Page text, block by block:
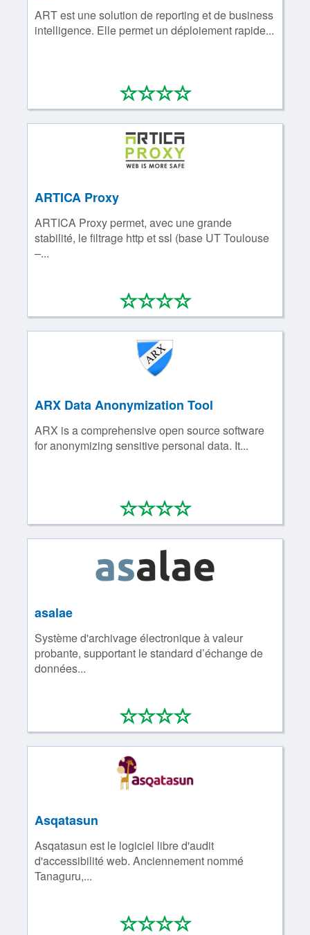
ART est une solution de reporting et de business
intelligence. Elle permet un déploiement rapide...
****
0/4
ARTICA Proxy
ARTICA Proxy permet, avec une grande
stabilité, le filtrage http et ssl (base UT Toulouse
–...
****
0/4
ARX Data Anonymization Tool
ARX is a comprehensive open source software
for anonymizing sensitive personal data. It...
****
0/4
asalae
Système d'archivage électronique à valeur
probante, supportant le standard d’échange de
données...
****
0/4
Asqatasun
Asqatasun est le logiciel libre d'audit
d'accessibilité web. Anciennement nommé
Tanaguru,...
****
0/4